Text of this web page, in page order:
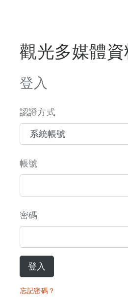
觀光多媒體
登入
認證方式
帳號
密碼
登入
忘記密碼？